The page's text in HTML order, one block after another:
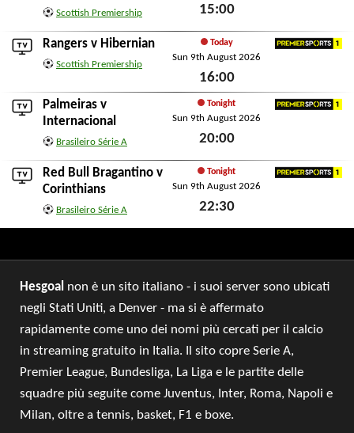
Scottish Premiership 15:00
Rangers v Hibernian
Scottish Premiership
Today
Sun 9th August 2026
16:00
Sun 9th August 2026
Palmeiras v
Internacional
Brasileiro Série A
Tonight
Sun 9th August 2026
20:00
Red Bull Bragantino v
Corinthians
Brasileiro Série A
Tonight
Sun 9th August 2026
22:30
Hesgoal non è un sito italiano - i suoi server sono ubicati
negli Stati Uniti, a Denver - ma si è affermato
rapidamente come uno dei nomi più cercati per il calcio
in streaming gratuito in Italia. Il sito copre Serie A,
Premier League, Bundesliga, La Liga e le partite delle
squadre più seguite come Juventus, Inter, Roma, Napoli e
Milan, oltre a tennis, basket, F1 e boxe.